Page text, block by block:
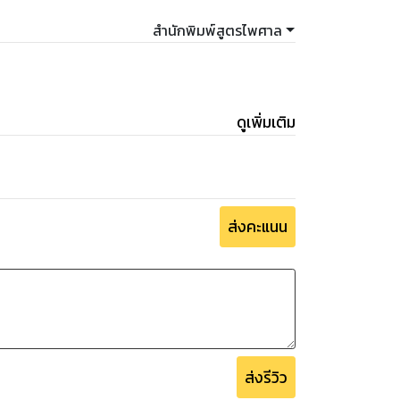
สำนักพิมพ์สูตรไพศาล
ดูเพิ่มเติม
ส่งคะแนน
ส่งรีวิว